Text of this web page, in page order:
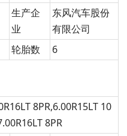
生产企
业
东风汽车股份
有限公司
轮胎数
6
8PR,6.00R15LT 10
8PR